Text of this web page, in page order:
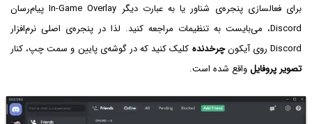
برای فعالسازی پنجره‌ی شناور یا به عبارت دیگر In-Game Overlay پیام‌رسان
Discord، می‌بایست به تنظیمات مراجعه کنید. لذا در پنجره‌ی اصلی نرم‌افزار
Discord روی آیکون
چرخدنده کلیک کنید که در گوشه‌ی پایین و سمت چپ، کنار
تصویر پروفایلواقع شده است.